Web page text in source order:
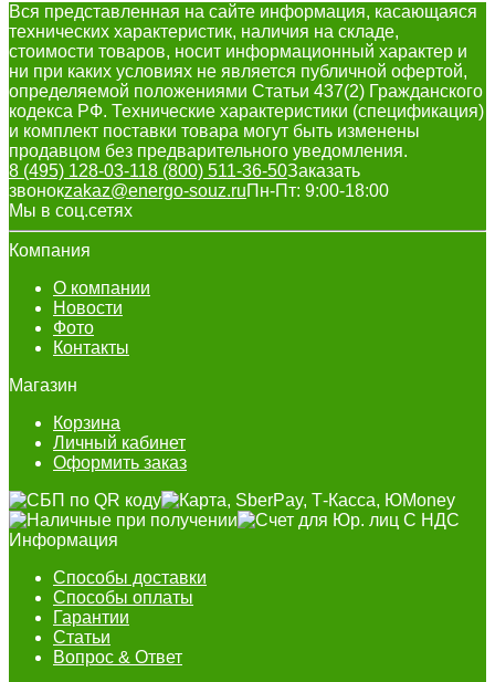
Вся представленная на сайте информация, касающаяся
технических характеристик, наличия на складе,
стоимости товаров, носит информационный характер и
ни при каких условиях не является публичной офертой,
определяемой положениями Статьи 437(2) Гражданского
кодекса РФ. Технические характеристики (спецификация)
и комплект поставки товара могут быть изменены
продавцом без предварительного уведомления.
8 (495) 128-03-118 (800) 511-36-50Заказать
звонокzakaz@energo-souz.ruПн-Пт: 9:00-18:00
Мы в соц.сетях
Компания
О компании
Новости
Фото
Контакты
Магазин
Корзина
Личный кабинет
Оформить заказ
Информация
Способы доставки
Способы оплаты
Гарантии
Статьи
Вопрос & Ответ